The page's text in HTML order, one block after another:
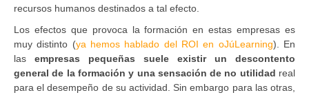
recursos humanos destinados a tal efecto.
Los efectos que provoca la formación en estas empresas es
muy distinto (ya hemos hablado del ROI en oJúLearning). En
las empresas pequeñas suele existir un descontento
general de la formación y una sensación de no utilidad real
para el desempeño de su actividad. Sin embargo para las otras,